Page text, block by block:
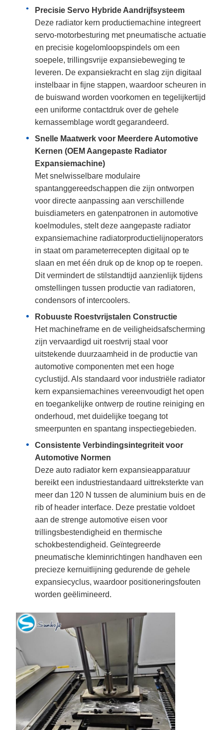
Precisie Servo Hybride Aandrijfsysteem
Deze radiator kern productiemachine integreert
servo-motorbesturing met pneumatische actuatie
en precisie kogelomloopspindels om een
soepele, trillingsvrije expansiebeweging te
leveren. De expansiekracht en slag zijn digitaal
instelbaar in fijne stappen, waardoor scheuren in
de buiswand worden voorkomen en tegelijkertijd
een uniforme contactdruk over de gehele
kernassemblage wordt gegarandeerd.
Snelle Maatwerk voor Meerdere Automotive
Kernen (OEM Aangepaste Radiator
Expansiemachine)
Met snelwisselbare modulaire
spantanggereedschappen die zijn ontworpen
voor directe aanpassing aan verschillende
buisdiameters en gatenpatronen in automotive
koelmodules, stelt deze aangepaste radiator
expansiemachine radiatorproductielijnoperators
in staat om parameterrecepten digitaal op te
slaan en met één druk op de knop op te roepen.
Dit vermindert de stilstandtijd aanzienlijk tijdens
omstellingen tussen productie van radiatoren,
condensors of intercoolers.
Robuuste Roestvrijstalen Constructie
Het machineframe en de veiligheidsafscherming
zijn vervaardigd uit roestvrij staal voor
uitstekende duurzaamheid in de productie van
automotive componenten met een hoge
cyclustijd. Als standaard voor industriële radiator
kern expansiemachines vereenvoudigt het open
en toegankelijke ontwerp de routine reiniging en
onderhoud, met duidelijke toegang tot
smeerpunten en spantang inspectiegebieden.
Consistente Verbindingsintegriteit voor
Automotive Normen
Deze auto radiator kern expansieapparatuur
bereikt een industriestandaard uittreksterkte van
meer dan 120 N tussen de aluminium buis en de
rib of header interface. Deze prestatie voldoet
aan de strenge automotive eisen voor
trillingsbestendigheid en thermische
schokbestendigheid. Geïntegreerde
pneumatische kleminrichtingen handhaven een
precieze kernuitlijning gedurende de gehele
expansiecyclus, waardoor positioneringsfouten
worden geëlimineerd.